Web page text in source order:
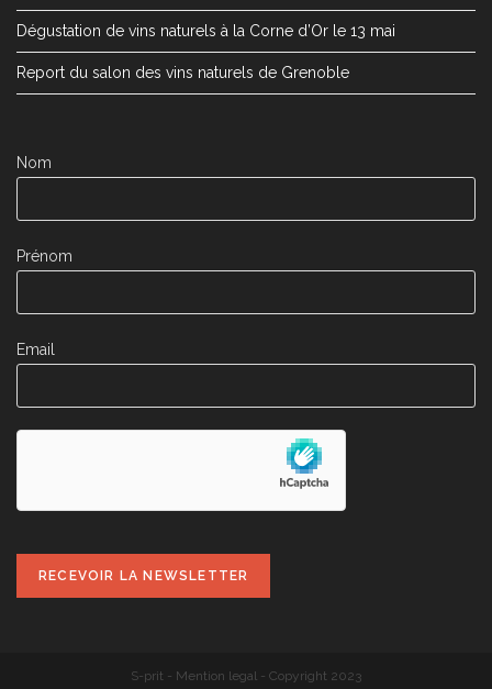
Dégustation de vins naturels à la Corne d’Or le 13 mai
Report du salon des vins naturels de Grenoble
Nom
Prénom
Email
S-prit - Mention legal - Copyright 2023